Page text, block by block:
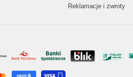
Reklamacje i zwroty